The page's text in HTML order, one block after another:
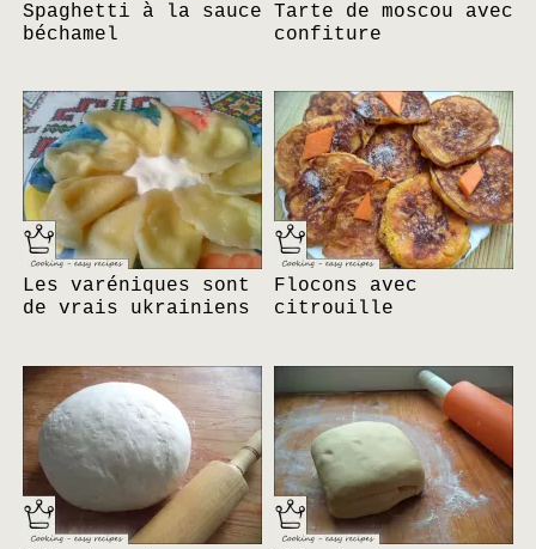
Spaghetti à la sauce
béchamel
Tarte de moscou avec
confiture
Les varéniques sont
de vrais ukrainiens
Flocons avec
citrouille